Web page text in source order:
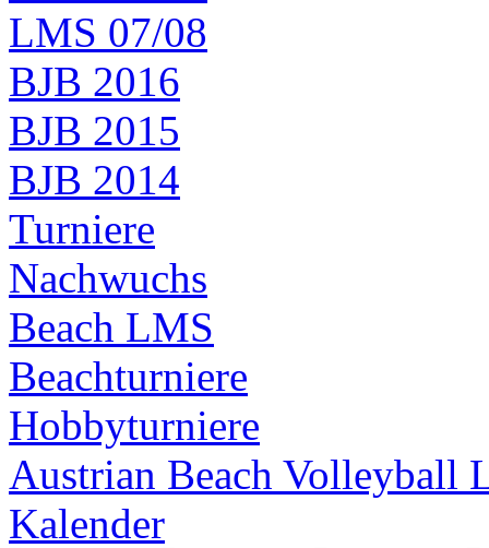
LMS 07/08
BJB 2016
BJB 2015
BJB 2014
Turniere
Nachwuchs
Beach LMS
Beachturniere
Hobbyturniere
Austrian Beach Volleyball
Kalender